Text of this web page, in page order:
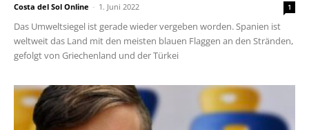
Costa del Sol Online - 1. Juni 2022 1
Das Umweltsiegel ist gerade wieder vergeben worden. Spanien ist
weltweit das Land mit den meisten blauen Flaggen an den Stränden,
gefolgt von Griechenland und der Türkei